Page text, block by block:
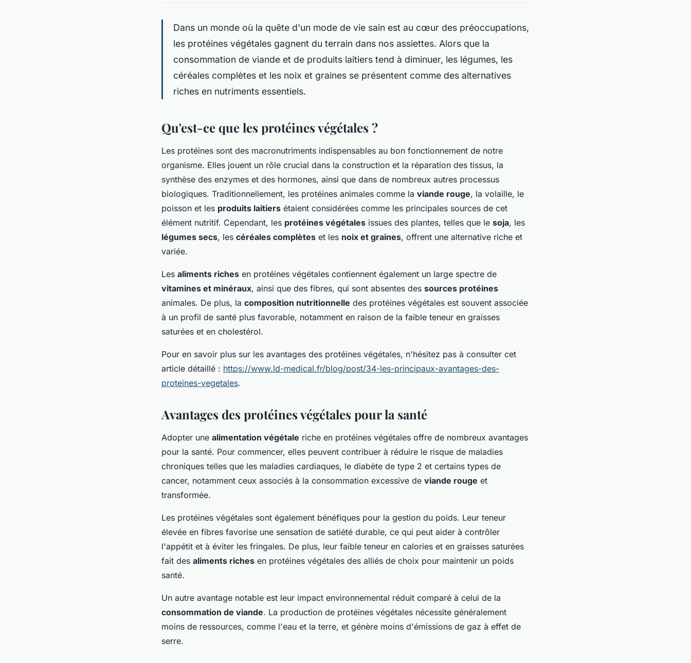
Dans un monde où la quête d'un mode de vie sain est au cœur des préoccupations,
les protéines végétales gagnent du terrain dans nos assiettes. Alors que la
consommation de viande et de produits laitiers tend à diminuer, les légumes, les
céréales complètes et les noix et graines se présentent comme des alternatives
riches en nutriments essentiels.
Qu'est-ce que les protéines végétales ?
Les protéines sont des macronutriments indispensables au bon fonctionnement de notre
organisme. Elles jouent un rôle crucial dans la construction et la réparation des tissus, la
synthèse des enzymes et des hormones, ainsi que dans de nombreux autres processus
biologiques. Traditionnellement, les protéines animales comme la viande rouge, la volaille, le
poisson et les produits laitiers étaient considérées comme les principales sources de cet
élément nutritif. Cependant, les protéines végétales issues des plantes, telles que le soja, les
légumes secs, les céréales complètes et les noix et graines, offrent une alternative riche et
variée.
Les aliments riches en protéines végétales contiennent également un large spectre de
vitamines et minéraux, ainsi que des fibres, qui sont absentes des sources protéines
animales. De plus, la composition nutritionnelle des protéines végétales est souvent associée
à un profil de santé plus favorable, notamment en raison de la faible teneur en graisses
saturées et en cholestérol.
Pour en savoir plus sur les avantages des protéines végétales, n'hésitez pas à consulter cet
article détaillé : https://www.ld-medical.fr/blog/post/34-les-principaux-avantages-des-
proteines-vegetales.
Avantages des protéines végétales pour la santé
Adopter une alimentation végétale riche en protéines végétales offre de nombreux avantages
pour la santé. Pour commencer, elles peuvent contribuer à réduire le risque de maladies
chroniques telles que les maladies cardiaques, le diabète de type 2 et certains types de
cancer, notamment ceux associés à la consommation excessive de viande rouge et
transformée.
Les protéines végétales sont également bénéfiques pour la gestion du poids. Leur teneur
élevée en fibres favorise une sensation de satiété durable, ce qui peut aider à contrôler
l'appétit et à éviter les fringales. De plus, leur faible teneur en calories et en graisses saturées
fait des aliments riches en protéines végétales des alliés de choix pour maintenir un poids
santé.
Un autre avantage notable est leur impact environnemental réduit comparé à celui de la
consommation de viande. La production de protéines végétales nécessite généralement
moins de ressources, comme l'eau et la terre, et génère moins d'émissions de gaz à effet de
serre.